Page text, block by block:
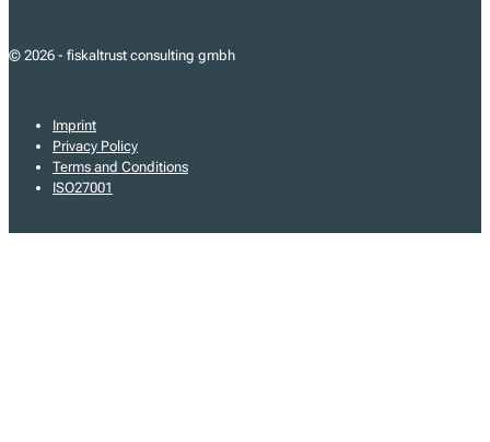
© 2026 - fiskaltrust consulting gmbh
Imprint
Privacy Policy
Terms and Conditions
ISO27001